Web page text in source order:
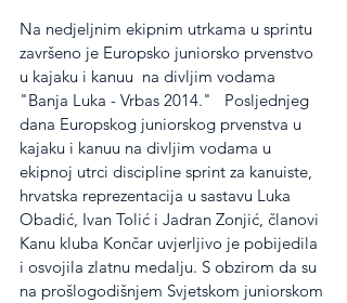
Na nedjeljnim ekipnim utrkama u sprintu
završeno je Europsko juniorsko prvenstvo
u kajaku i kanuu  na divljim vodama
"Banja Luka - Vrbas 2014."   Posljednjeg
dana Europskog juniorskog prvenstva u
kajaku i kanuu na divljim vodama u
ekipnoj utrci discipline sprint za kanuiste,
hrvatska reprezentacija u sastavu Luka
Obadić, Ivan Tolić i Jadran Zonjić, članovi
Kanu kluba Končar uvjerljivo je pobijedila
i osvojila zlatnu medalju. S obzirom da su
na prošlogodišnjem Svjetskom juniorskom